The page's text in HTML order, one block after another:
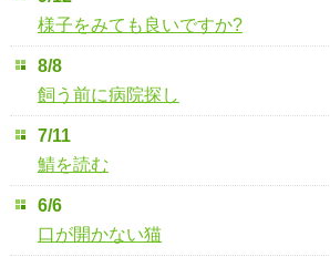
様子をみても良いですか?
8/8
飼う前に病院探し
7/11
鯖を読む
6/6
口が開かない猫